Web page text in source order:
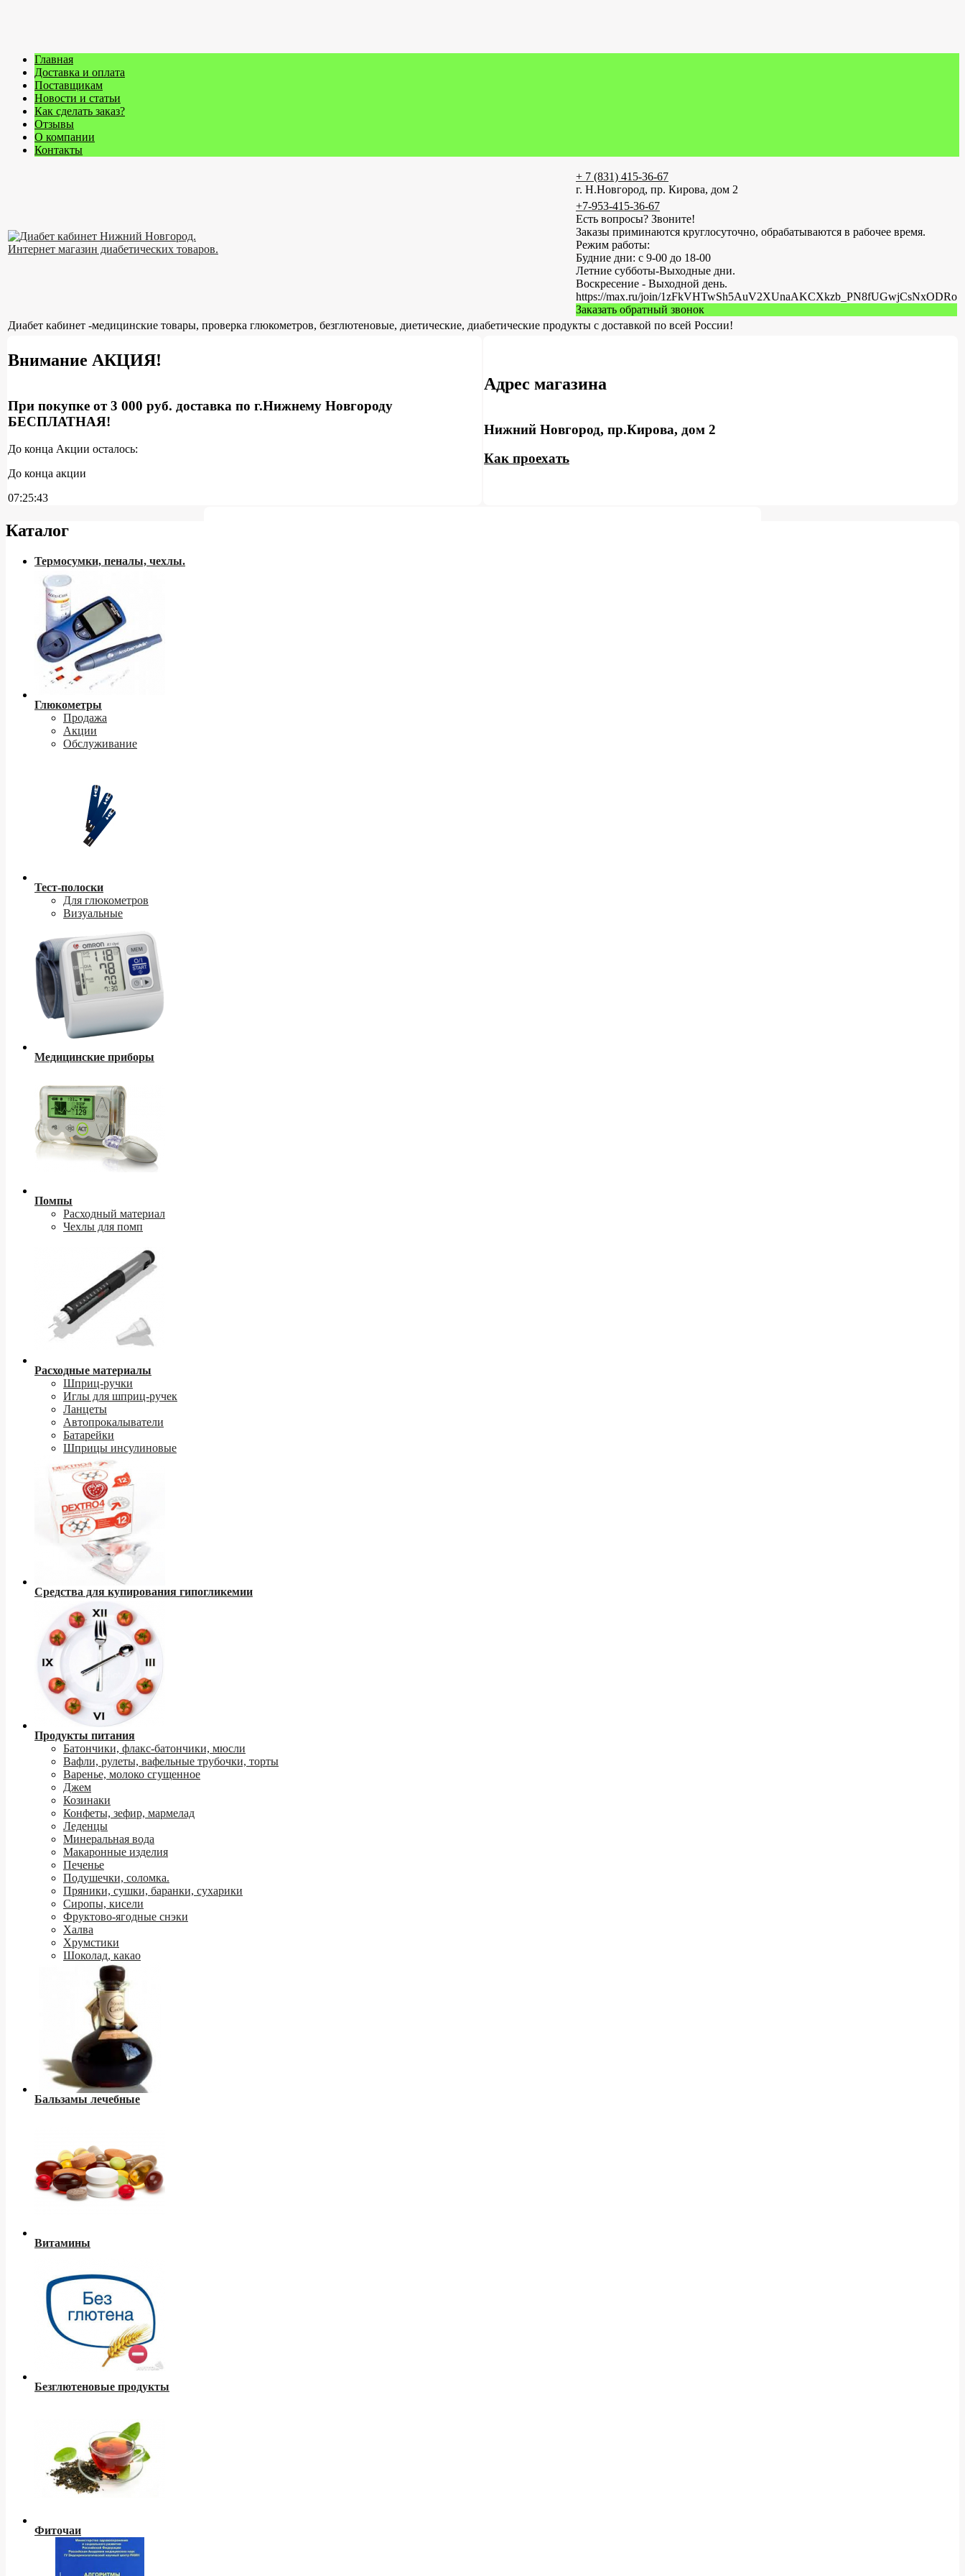
Главная
Доставка и оплата
Поставщикам
Новости и статьи
Как сделать заказ?
Отзывы
О компании
Контакты
+ 7 (831) 415-36-67
г. Н.Новгород, пр. Кирова, дом 2
+7-953-415-36-67
Есть вопросы? Звоните!
Заказы приминаются круглосуточно, обрабатываются в рабочее время.
Режим работы:
Будние дни: с 9-00 до 18-00
Летние субботы-Выходные дни.
Воскресение - Выходной день.
https://max.ru/join/1zFkVHTwSh5AuV2XUnaAKCXkzb_PN8fUGwjCsNxODRo
Заказать обратный звонок
Диабет кабинет -медицинские товары, проверка глюкометров, безглютеновые, диетические, диабетические продукты с доставкой по всей России!
Внимание АКЦИЯ!
При покупке от 3 000 руб. доставка по г.Нижнему Новгороду
БЕСПЛАТНАЯ!
До конца Акции осталось:
До конца акции
07:25:43
Адрес магазина
Нижний Новгород, пр.Кирова, дом 2
Как проехать
Каталог
Термосумки, пеналы, чехлы.
Глюкометры
Продажа
Акции
Обслуживание
Тест-полоски
Для глюкометров
Визуальные
Медицинские приборы
Помпы
Расходный материал
Чехлы для помп
Расходные материалы
Шприц-ручки
Иглы для шприц-ручек
Ланцеты
Автопрокалыватели
Батарейки
Шприцы инсулиновые
Средства для купирования гипогликемии
Продукты питания
Батончики, флакс-батончики, мюсли
Вафли, рулеты, вафельные трубочки, торты
Варенье, молоко сгущенное
Джем
Козинаки
Конфеты, зефир, мармелад
Леденцы
Минеральная вода
Макаронные изделия
Печенье
Подушечки, соломка.
Пряники, сушки, баранки, сухарики
Сиропы, кисели
Фруктово-ягодные снэки
Халва
Хрумстики
Шоколад, какао
Бальзамы лечебные
Витамины
Безглютеновые продукты
Фиточаи